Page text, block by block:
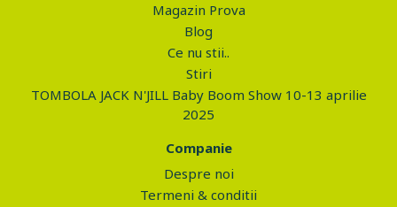
Magazin Prova
Blog
Ce nu stii..
Stiri
TOMBOLA JACK N'JILL Baby Boom Show 10-13 aprilie
2025
Companie
Despre noi
Termeni & conditii